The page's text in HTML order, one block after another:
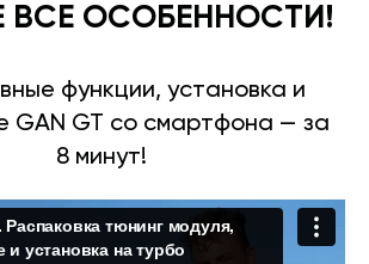
ВСЕ ОСОБЕННОСТИ!
функции, установка и
GAN GT со смартфона — за
8 минут!